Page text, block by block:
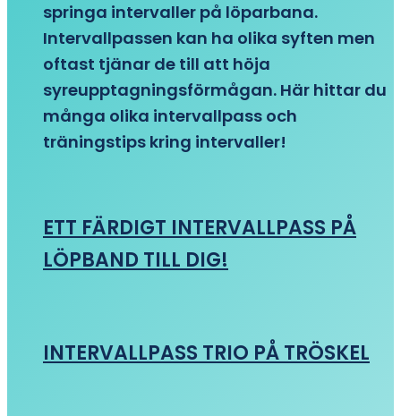
springa intervaller på löparbana.
Intervallpassen kan ha olika syften men
oftast tjänar de till att höja
syreupptagningsförmågan. Här hittar du
många olika intervallpass och
träningstips kring intervaller!
ETT FÄRDIGT INTERVALLPASS PÅ
LÖPBAND TILL DIG!
INTERVALLPASS TRIO PÅ TRÖSKEL